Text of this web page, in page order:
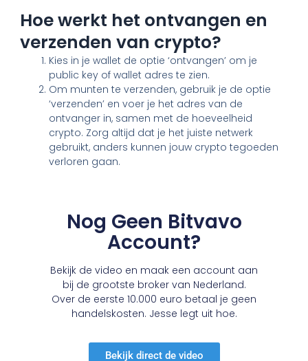
Hoe werkt het ontvangen en
verzenden van crypto?
Kies in je wallet de optie ‘ontvangen’ om je
public key of wallet adres te zien.
Om munten te verzenden, gebruik je de optie
‘verzenden’ en voer je het adres van de
ontvanger in, samen met de hoeveelheid
crypto. Zorg altijd dat je het juiste netwerk
gebruikt, anders kunnen jouw crypto tegoeden
verloren gaan.
Nog Geen Bitvavo
Account?
Bekijk de video en maak een account aan
bij de grootste broker van Nederland.
Over de eerste 10.000 euro betaal je geen
handelskosten. Jesse legt uit hoe.
Bekijk direct de video